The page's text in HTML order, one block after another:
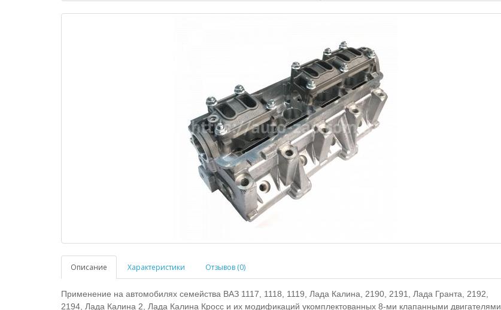
Описание Характеристики Отзывов (0)
Применение на автомобилях семейства ВАЗ 1117, 1118, 1119, Лада Калина, 2190, 2191, Лада Гранта, 2192,
2194, Лада Калина 2, Лада Калина Кросс и их модификаций укомплектованных 8-ми клапанными двигателями